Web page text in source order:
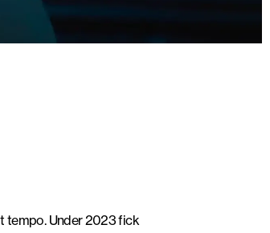
tempo. Under 2023 fick